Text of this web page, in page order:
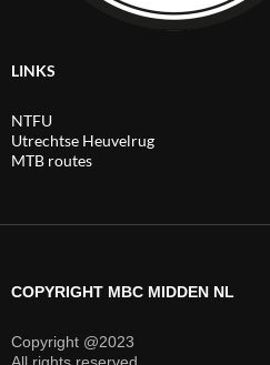
LINKS
NTFU
Utrechtse Heuvelrug
MTB routes
COPYRIGHT MBC MIDDEN NL
Copyright @2023